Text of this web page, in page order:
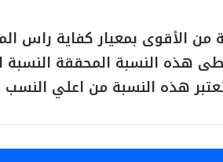
من الأقوى بمعيار كفاية راس
وتتخطى هذه النسبة المحققة
هذه النسبة من اعلي